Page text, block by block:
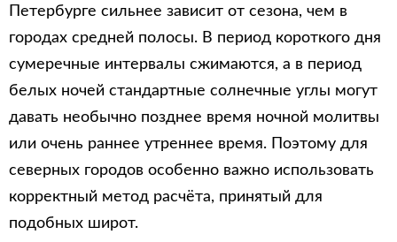
Петербурге сильнее зависит от сезона, чем в
городах средней полосы. В период короткого дня
сумеречные интервалы сжимаются, а в период
белых ночей стандартные солнечные углы могут
давать необычно позднее время ночной молитвы
или очень раннее утреннее время. Поэтому для
северных городов особенно важно использовать
корректный метод расчёта, принятый для
подобных широт.